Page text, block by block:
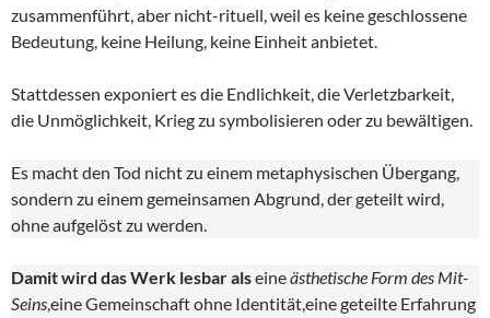
zusammenführt, aber nicht-rituell, weil es keine geschlossene
Bedeutung, keine Heilung, keine Einheit anbietet.
Stattdessen exponiert es die Endlichkeit, die Verletzbarkeit,
die Unmöglichkeit, Krieg zu symbolisieren oder zu bewältigen.
Es macht den Tod nicht zu einem metaphysischen Übergang,
sondern zu einem gemeinsamen Abgrund, der geteilt wird,
ohne aufgelöst zu werden.
Damit wird das Werk lesbar alseineästhetische Form des Mit-
Seins,eine Gemeinschaft ohne Identität,eine geteilte Erfahrung